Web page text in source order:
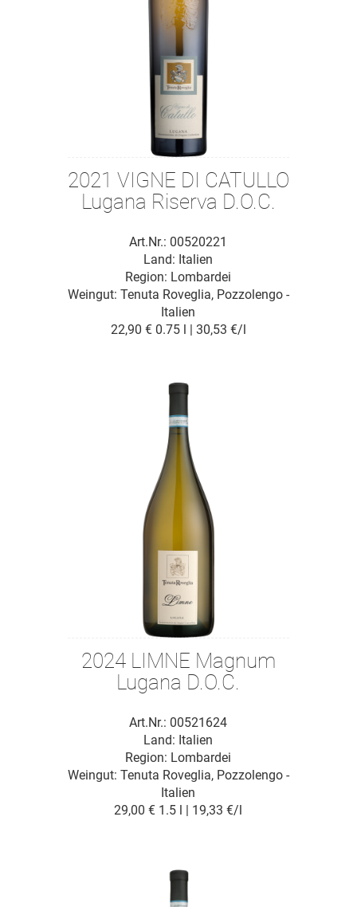
2021 VIGNE DI CATULLO
Lugana Riserva D.O.C.
Art.Nr.: 00520221
Land: Italien
Weingut: Tenuta Roveglia, Pozzolengo -
Italien
Region: Lombardei
22,90 € 0.75 l | 30,53 €/l
2024 LIMNE Magnum
Lugana D.O.C.
Art.Nr.: 00521624
Weingut: Tenuta Roveglia, Pozzolengo -
Italien
Land: Italien
Region: Lombardei
29,00 € 1.5 l | 19,33 €/l